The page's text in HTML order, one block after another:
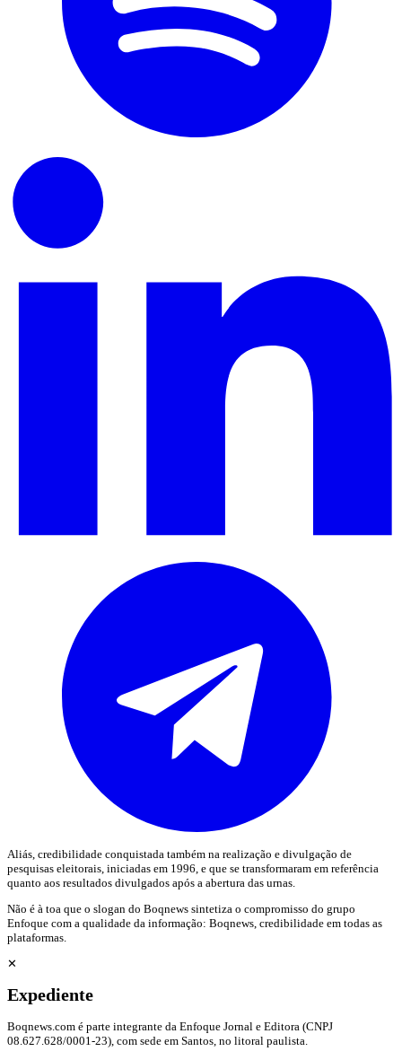
Aliás, credibilidade conquistada também na realização e divulgação de
pesquisas eleitorais, iniciadas em 1996, e que se transformaram em referência
quanto aos resultados divulgados após a abertura das urnas.
Não é à toa que o slogan do Boqnews sintetiza o compromisso do grupo
Enfoque com a qualidade da informação: Boqnews, credibilidade em todas as
plataformas.
✕
Expediente
Boqnews.com é parte integrante da Enfoque Jornal e Editora (CNPJ
08.627.628/0001-23), com sede em Santos, no litoral paulista.